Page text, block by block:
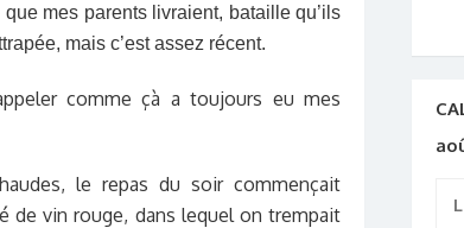
mes parents livraient, bataille qu’ils
mais c’est assez récent.
comme çà a toujours eu mes
le repas du soir commençait
de vin rouge, dans lequel on trempait
L